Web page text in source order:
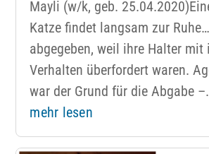
Mayli (w/k, geb.
Katze findet langsam zur
abgegeben, weil ihre Halter mit
Verhalten überfordert waren.
war der Grund für die Abgabe
mehr lesen